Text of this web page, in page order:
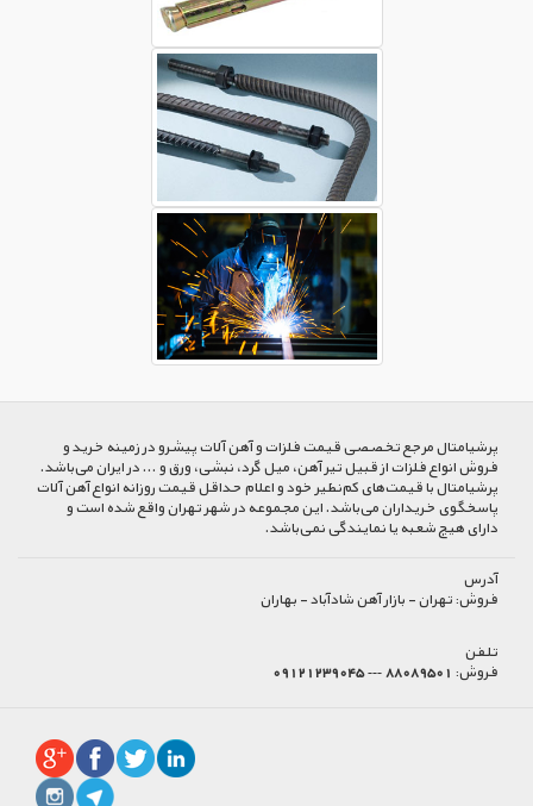
پرشیا‌متال مرجع تخصصی قیمت فلزات و آهن آلات پیشرو در زمینه خرید و
فروش انواع فلزات از قبیل تیر آهن، میل گرد، نبشی، ورق و ... در ایران می‌باشد.
پرشیامتال با قیمت‌های کم‌نظیر خود و اعلام حداقل قیمت روزانه انواع آهن آلات
پاسخگوی خریداران می‌باشد. این مجموعه در شهر تهران واقع شده است و
دارای هیچ شعبه یا نمایندگی نمی‌باشد.
آدرس
فروش:تهران - بازار آهن شادآباد - بهاران
تلفن
فروش: 88089501 --- 09121239045